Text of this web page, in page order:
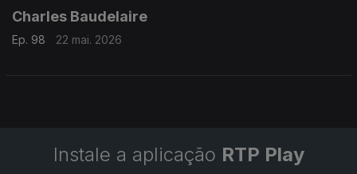
Charles Baudelaire
Ep. 98 22 mai. 2026
Instale a aplicação RTP Play